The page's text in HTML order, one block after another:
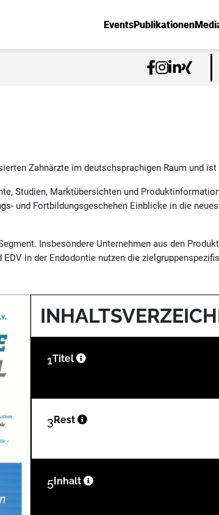
EventsPublikationen
Zahnärzte im deutschsprachigen Raum und
Studien, Marktübersichten und
und Fortbildungsgeschehen Einblicke in die
Insbesondere Unternehmen aus den
in der Endodontie nutzen die
1Titel
3Rest
5Inhalt